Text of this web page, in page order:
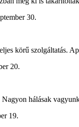
30.
körű szolgáltatás.
20.
hálásak
19.